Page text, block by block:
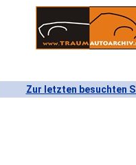
Zur letzten besuchten